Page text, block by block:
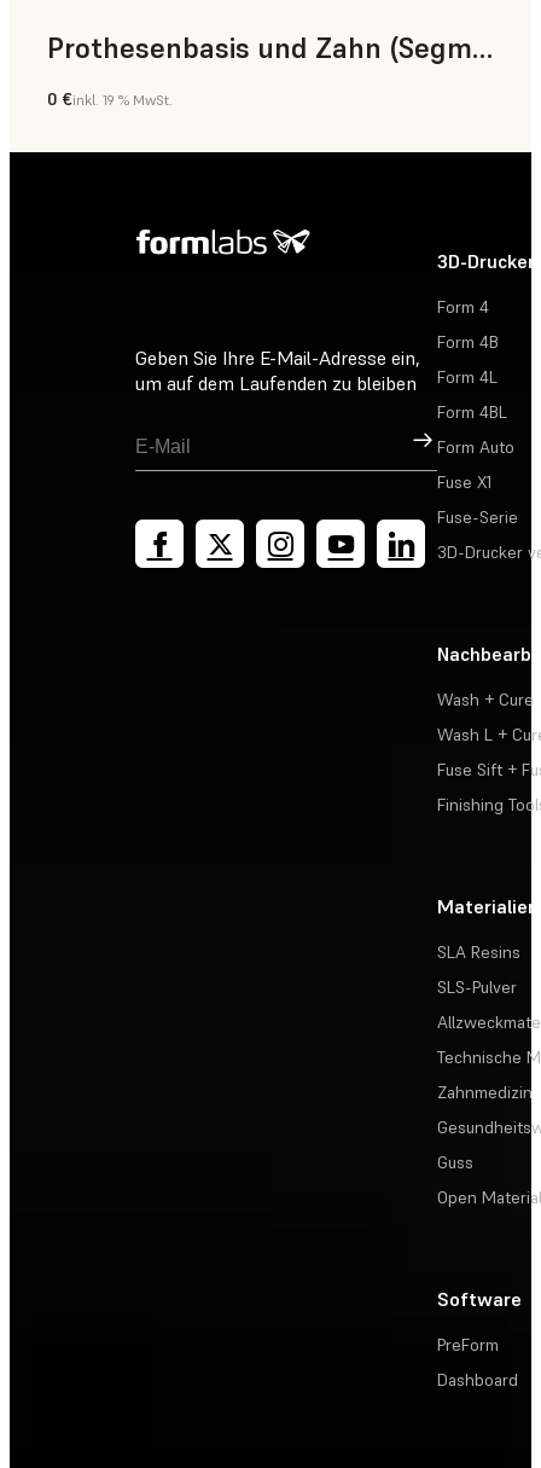
Prothesenbasis und Zahn (Segment)
Zahnmedizin
0 €inkl. 19 % MwSt.
Geben Sie Ihre E-Mail-Adresse ein,
um auf dem Laufenden zu bleiben
Registrieren
3D-Drucker
Form 4
Form 4B
Form 4L
Form 4BL
Form Auto
Fuse X1
Fuse-Serie
3D-Drucker
Wash + Cure
Wash L +
Fuse Sift +
Finishing
Materialien
SLA Resins
SLS-Pulver
Technische
Zahnmedizin
Guss
Open
Software
PreForm
Dashboard